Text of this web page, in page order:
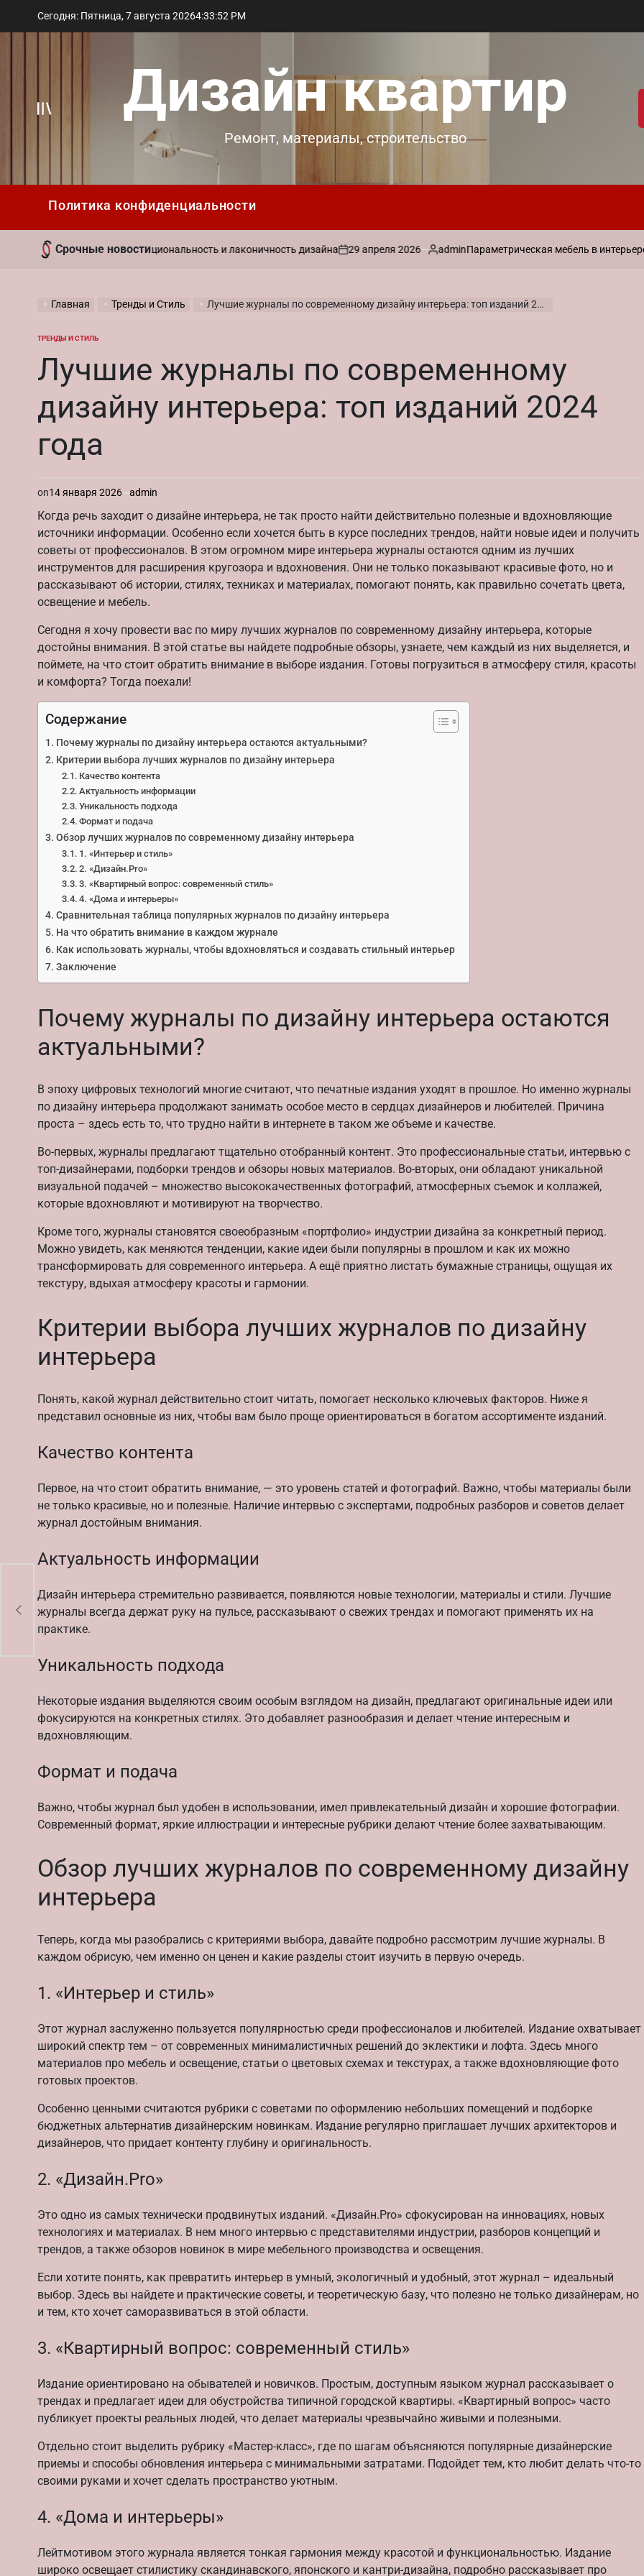
Сегодня: Пятница, 7 августа 20264:33:53 PM
Вне
Дизайн квартир
Ремонт, материалы, строительство
Политика конфиденциальности
Срочные новости
в интерьере: функциональность и лаконичность дизайна
on
29 апреля 2026
Запись
adminПараметрическая мебель в интерьере:
Главная Тренды и Стиль Лучшие журналы по современному дизайну интерьера: топ изданий 2024 года
ОПУБЛИКОВАНО
ТРЕНДЫ И СТИЛЬ
Лучшие журналы по современному
дизайну интерьера: топ изданий 2024
года
on14 января 2026 admin
Когда речь заходит о дизайне интерьера, не так просто найти действительно полезные и вдохновляющие
источники информации. Особенно если хочется быть в курсе последних трендов, найти новые идеи и получить
советы от профессионалов. В этом огромном мире интерьера журналы остаются одним из лучших
инструментов для расширения кругозора и вдохновения. Они не только показывают красивые фото, но и
рассказывают об истории, стилях, техниках и материалах, помогают понять, как правильно сочетать цвета,
освещение и мебель.
Сегодня я хочу провести вас по миру лучших журналов по современному дизайну интерьера, которые
достойны внимания. В этой статье вы найдете подробные обзоры, узнаете, чем каждый из них выделяется, и
поймете, на что стоит обратить внимание в выборе издания. Готовы погрузиться в атмосферу стиля, красоты
и комфорта? Тогда поехали!
Содержание
Почему журналы по дизайну интерьера остаются актуальными?
Критерии выбора лучших журналов по дизайну интерьера
Качество контента
Актуальность информации
Уникальность подхода
Формат и подача
Обзор лучших журналов по современному дизайну интерьера
1. «Интерьер и стиль»
2. «Дизайн.Pro»
3. «Квартирный вопрос: современный стиль»
4. «Дома и интерьеры»
Сравнительная таблица популярных журналов по дизайну интерьера
На что обратить внимание в каждом журнале
Как использовать журналы, чтобы вдохновляться и создавать стильный интерьер
Заключение
Почему журналы по дизайну интерьера остаются
актуальными?
В эпоху цифровых технологий многие считают, что печатные издания уходят в прошлое. Но именно журналы
по дизайну интерьера продолжают занимать особое место в сердцах дизайнеров и любителей. Причина
проста – здесь есть то, что трудно найти в интернете в таком же объеме и качестве.
Во-первых, журналы предлагают тщательно отобранный контент. Это профессиональные статьи, интервью с
топ-дизайнерами, подборки трендов и обзоры новых материалов. Во-вторых, они обладают уникальной
визуальной подачей – множество высококачественных фотографий, атмосферных съемок и коллажей,
которые вдохновляют и мотивируют на творчество.
Кроме того, журналы становятся своеобразным «портфолио» индустрии дизайна за конкретный период.
Можно увидеть, как меняются тенденции, какие идеи были популярны в прошлом и как их можно
трансформировать для современного интерьера. А ещё приятно листать бумажные страницы, ощущая их
текстуру, вдыхая атмосферу красоты и гармонии.
Критерии выбора лучших журналов по дизайну
интерьера
Понять, какой журнал действительно стоит читать, помогает несколько ключевых факторов. Ниже я
представил основные из них, чтобы вам было проще ориентироваться в богатом ассортименте изданий.
Качество контента
Первое, на что стоит обратить внимание, — это уровень статей и фотографий. Важно, чтобы материалы были
не только красивые, но и полезные. Наличие интервью с экспертами, подробных разборов и советов делает
журнал достойным внимания.
Актуальность информации
Дизайн интерьера стремительно развивается, появляются новые технологии, материалы и стили. Лучшие
журналы всегда держат руку на пульсе, рассказывают о свежих трендах и помогают применять их на
практике.
Уникальность подхода
Некоторые издания выделяются своим особым взглядом на дизайн, предлагают оригинальные идеи или
фокусируются на конкретных стилях. Это добавляет разнообразия и делает чтение интересным и
вдохновляющим.
Формат и подача
Важно, чтобы журнал был удобен в использовании, имел привлекательный дизайн и хорошие фотографии.
Современный формат, яркие иллюстрации и интересные рубрики делают чтение более захватывающим.
Обзор лучших журналов по современному дизайну
интерьера
Теперь, когда мы разобрались с критериями выбора, давайте подробно рассмотрим лучшие журналы. В
каждом обрисую, чем именно он ценен и какие разделы стоит изучить в первую очередь.
1. «Интерьер и стиль»
Этот журнал заслуженно пользуется популярностью среди профессионалов и любителей. Издание охватывает
широкий спектр тем – от современных минималистичных решений до эклектики и лофта. Здесь много
материалов про мебель и освещение, статьи о цветовых схемах и текстурах, а также вдохновляющие фото
готовых проектов.
Особенно ценными считаются рубрики с советами по оформлению небольших помещений и подборке
бюджетных альтернатив дизайнерским новинкам. Издание регулярно приглашает лучших архитекторов и
дизайнеров, что придает контенту глубину и оригинальность.
2. «Дизайн.Pro»
Это одно из самых технически продвинутых изданий. «Дизайн.Pro» сфокусирован на инновациях, новых
технологиях и материалах. В нем много интервью с представителями индустрии, разборов концепций и
трендов, а также обзоров новинок в мире мебельного производства и освещения.
Если хотите понять, как превратить интерьер в умный, экологичный и удобный, этот журнал – идеальный
выбор. Здесь вы найдете и практические советы, и теоретическую базу, что полезно не только дизайнерам, но
и тем, кто хочет саморазвиваться в этой области.
3. «Квартирный вопрос: современный стиль»
Издание ориентировано на обывателей и новичков. Простым, доступным языком журнал рассказывает о
трендах и предлагает идеи для обустройства типичной городской квартиры. «Квартирный вопрос» часто
публикует проекты реальных людей, что делает материалы чрезвычайно живыми и полезными.
Отдельно стоит выделить рубрику «Мастер-класс», где по шагам объясняются популярные дизайнерские
приемы и способы обновления интерьера с минимальными затратами. Подойдет тем, кто любит делать что-то
своими руками и хочет сделать пространство уютным.
4. «Дома и интерьеры»
Лейтмотивом этого журнала является тонкая гармония между красотой и функциональностью. Издание
широко освещает стилистику скандинавского, японского и кантри-дизайна, подробно рассказывает про